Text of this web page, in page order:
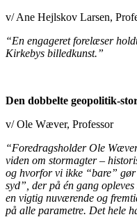
v/ Ane Hejlskov Larsen,
“En engageret forelæser
Kirkebys billedkunst.”
Den dobbelte geopolitik-
v/ Ole Wæver, Professor
“Foredragsholder Ole
viden om stormagter –
og hvorfor vi ikke “bare”
syd”, der på én gang
en vigtig nuværende og
på alle parametre. Det hele